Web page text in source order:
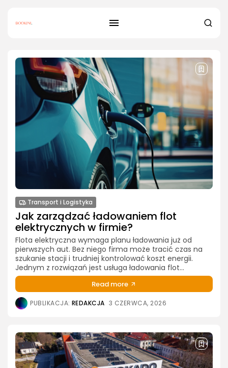
Transport i Logistyka
Jak zarządzać ładowaniem flot
elektrycznych w firmie?
Flota elektryczna wymaga planu ładowania już od
pierwszych aut. Bez niego firma może tracić czas na
szukanie stacji i trudniej kontrolować koszt energii.
Jednym z rozwiązań jest usługa ładowania flot...
Read more
PUBLIKACJA: REDAKCJA 3 CZERWCA, 2026